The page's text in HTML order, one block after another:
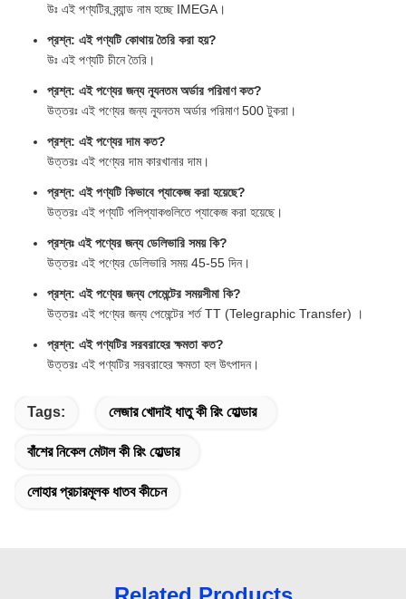
উঃ এই পণ্যটির ব্র্যান্ড নাম হচ্ছে IMEGA।
প্রশ্ন: এই পণ্যটি কোথায় তৈরি করা হয়?
উঃ এই পণ্যটি চীনে তৈরি।
প্রশ্ন: এই পণ্যের জন্য ন্যূনতম অর্ডার পরিমাণ কত?
উত্তরঃ এই পণ্যের জন্য ন্যূনতম অর্ডার পরিমাণ 500 টুকরা।
প্রশ্ন: এই পণ্যের দাম কত?
উত্তরঃ এই পণ্যের দাম কারখানার দাম।
প্রশ্ন: এই পণ্যটি কিভাবে প্যাকেজ করা হয়েছে?
উত্তরঃ এই পণ্যটি পলিপ্যাকগুলিতে প্যাকেজ করা হয়েছে।
প্রশ্নঃ এই পণ্যের জন্য ডেলিভারি সময় কি?
উত্তরঃ এই পণ্যের ডেলিভারি সময় 45-55 দিন।
প্রশ্ন: এই পণ্যের জন্য পেমেন্টের সময়সীমা কি?
উত্তরঃ এই পণ্যের জন্য পেমেন্টের শর্ত TT (Telegraphic Transfer) ।
প্রশ্ন: এই পণ্যটির সরবরাহের ক্ষমতা কত?
উত্তরঃ এই পণ্যটির সরবরাহের ক্ষমতা হল উৎপাদন।
Tags: লেজার খোদাই ধাতু কী রিং হোল্ডার
বাঁশের নিকেল মেটাল কী রিং হোল্ডার
লোহার প্রচারমূলক ধাতব কীচেন